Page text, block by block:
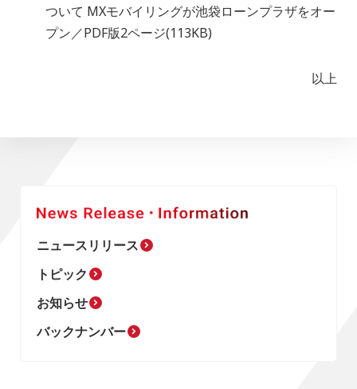
ついて MXモバイリングが池袋ローンプラザをオー
プン／PDF版2ページ(113KB)
以上
ニュースリリース
トピック
お知らせ
バックナンバー